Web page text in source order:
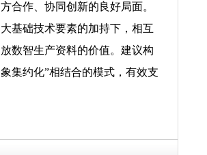
合作、协同创新的良好局面。
基础技术要素的加持下，相互
数智生产资料的价值。建议构
集约化”相结合的模式，有效支